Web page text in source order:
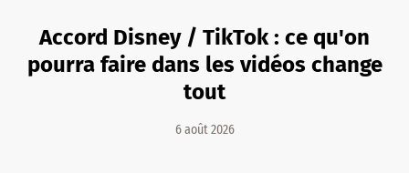
Accord Disney / TikTok : ce qu'on
pourra faire dans les vidéos change
tout
6 août 2026